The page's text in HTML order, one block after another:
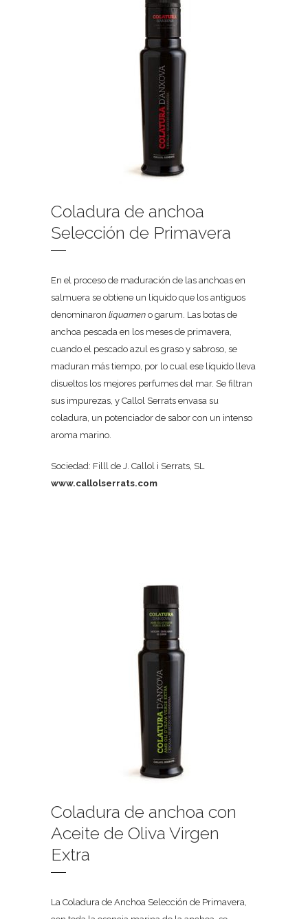
Coladura de anchoa
Selección de Primavera
En el proceso de maduración de las anchoas en
salmuera se obtiene un líquido que los antiguos
denominaron liquamen o garum. Las botas de
anchoa pescada en los meses de primavera,
cuando el pescado azul es graso y sabroso, se
maduran más tiempo, por lo cual ese líquido lleva
disueltos los mejores perfumes del mar. Se filtran
sus impurezas, y Callol Serrats envasa su
coladura, un potenciador de sabor con un intenso
aroma marino.
Sociedad: Filll de J. Callol i Serrats, SL
www.callolserrats.com
Coladura de anchoa con
Aceite de Oliva Virgen
Extra
La Coladura de Anchoa Selección de Primavera,